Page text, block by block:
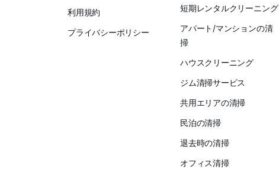
利用規約
プライバシーポリシー
短期レンタルクリーニング
アパート/マンションの清
掃
ハウスクリーニング
ジム清掃サービス
共用エリアの清掃
民泊の清掃
退去時の清掃
オフィス清掃